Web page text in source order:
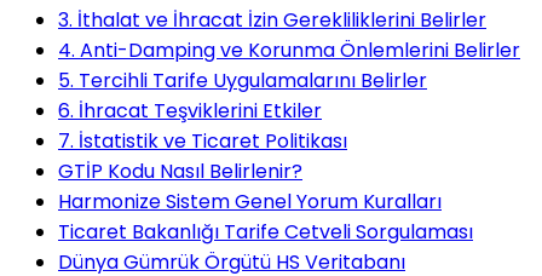
3. İthalat ve İhracat İzin Gerekliliklerini Belirler
4. Anti-Damping ve Korunma Önlemlerini Belirler
5. Tercihli Tarife Uygulamalarını Belirler
6. İhracat Teşviklerini Etkiler
7. İstatistik ve Ticaret Politikası
GTİP Kodu Nasıl Belirlenir?
Harmonize Sistem Genel Yorum Kuralları
Ticaret Bakanlığı Tarife Cetveli Sorgulaması
Dünya Gümrük Örgütü HS Veritabanı